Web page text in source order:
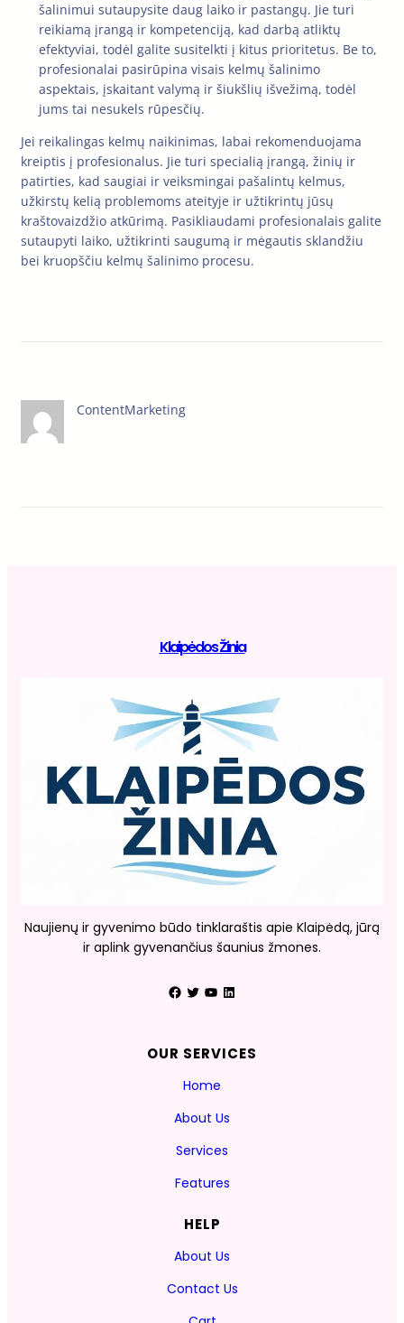
šalinimui sutaupysite daug laiko ir pastangų. Jie turi
reikiamą įrangą ir kompetenciją, kad darbą atliktų
efektyviai, todėl galite susitelkti į kitus prioritetus. Be to,
profesionalai pasirūpina visais kelmų šalinimo
aspektais, įskaitant valymą ir šiukšlių išvežimą, todėl
jums tai nesukels rūpesčių.
Jei reikalingas kelmų naikinimas, labai rekomenduojama
kreiptis į profesionalus. Jie turi specialią įrangą, žinių ir
patirties, kad saugiai ir veiksmingai pašalintų kelmus,
užkirstų kelią problemoms ateityje ir užtikrintų jūsų
kraštovaizdžio atkūrimą. Pasikliaudami profesionalais galite
sutaupyti laiko, užtikrinti saugumą ir mėgautis sklandžiu
bei kruopščiu kelmų šalinimo procesu.
ContentMarketing
Klaipėdos Žinia
Naujienų ir gyvenimo būdo tinklaraštis apie Klaipėdą, jūrą
ir aplink gyvenančius šaunius žmones.
Facebook Twitter YouTube LinkedIn
OUR SERVICES
Home
About Us
Services
Features
HELP
About Us
Contact Us